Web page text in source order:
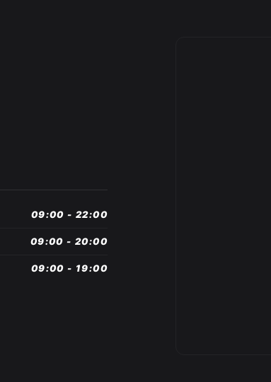
09:00 - 22:00
09:00 - 20:00
09:00 - 19:00